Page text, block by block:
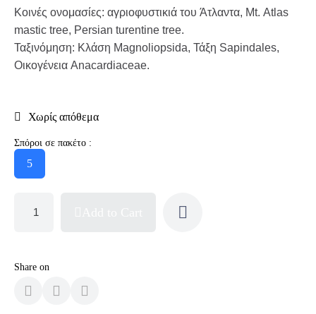
Κοινές ονομασίες: αγριοφυστικιά του Άτλαντα, Mt. Atlas
mastic tree, Persian turentine tree.
Ταξινόμηση: Κλάση Magnoliopsida, Τάξη Sapindales,
Οικογένεια Anacardiaceae.
Χωρίς απόθεμα
Σπόροι σε πακέτο :
5
Share on